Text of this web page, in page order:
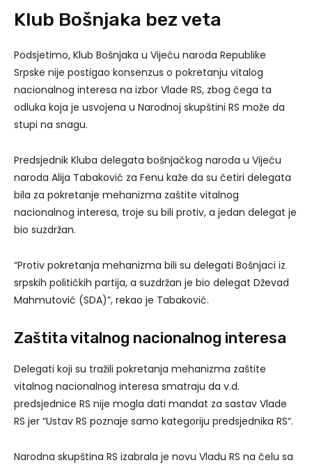
Klub Bošnjaka bez veta
Podsjetimo, Klub Bošnjaka u Vijeću naroda Republike
Srpske nije postigao konsenzus o pokretanju vitalog
nacionalnog interesa na izbor Vlade RS, zbog čega ta
odluka koja je usvojena u Narodnoj skupštini RS može da
stupi na snagu.
Predsjednik Kluba delegata bošnjačkog naroda u Vijeću
naroda Alija Tabaković za Fenu kaže da su četiri delegata
bila za pokretanje mehanizma zaštite vitalnog
nacionalnog interesa, troje su bili protiv, a jedan delegat je
bio suzdržan.
“Protiv pokretanja mehanizma bili su delegati Bošnjaci iz
srpskih političkih partija, a suzdržan je bio delegat Dževad
Mahmutović (SDA)”, rekao je Tabaković.
Zaštita vitalnog nacionalnog interesa
Delegati koji su tražili pokretanja mehanizma zaštite
vitalnog nacionalnog interesa smatraju da v.d.
predsjednice RS nije mogla dati mandat za sastav Vlade
RS jer “Ustav RS poznaje samo kategoriju predsjednika RS“.
Narodna skupština RS izabrala je novu Vladu RS na čelu sa